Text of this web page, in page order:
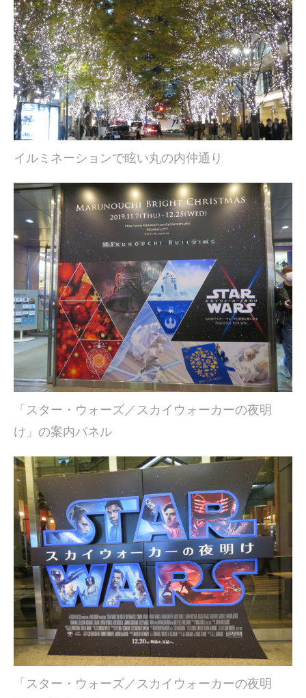
イルミネーションで眩い丸の内仲通り
「スター・ウォーズ／スカイウォーカーの夜明
け」の案内パネル
「スター・ウォーズ／スカイウォーカーの夜明